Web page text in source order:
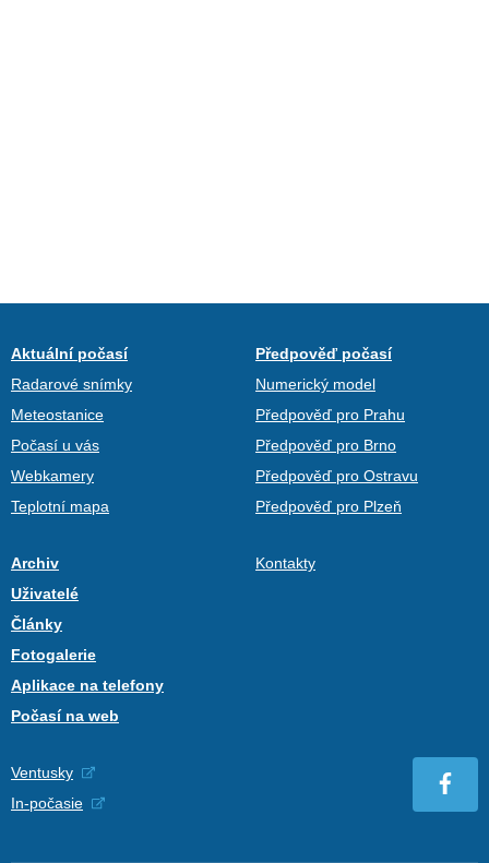
Aktuální počasí
Radarové snímky
Meteostanice
Počasí u vás
Webkamery
Teplotní mapa
Předpověď počasí
Numerický model
Předpověď pro Prahu
Předpověď pro Brno
Předpověď pro Ostravu
Předpověď pro Plzeň
Archiv
Uživatelé
Články
Fotogalerie
Aplikace na telefony
Počasí na web
Kontakty
Ventusky
In-počasie